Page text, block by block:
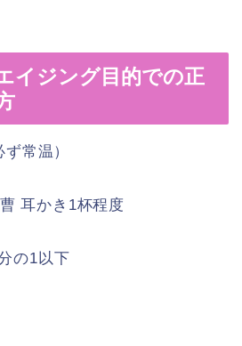
イジング目的での正
常温）
耳かき1杯程度
の1以下